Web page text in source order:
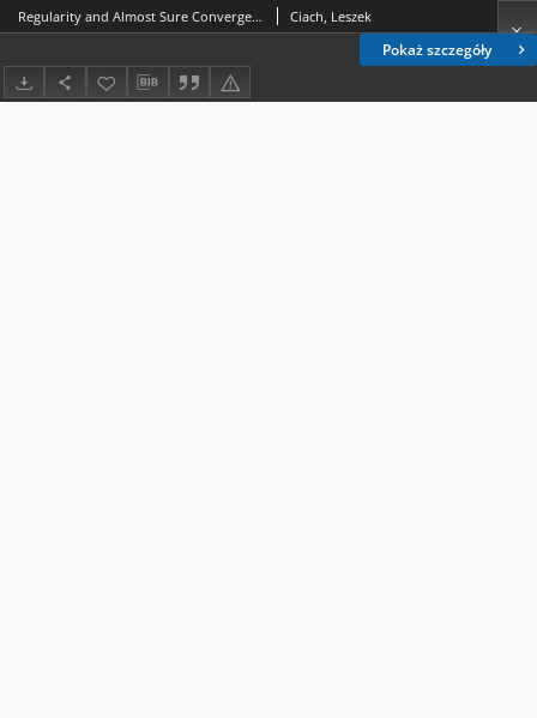
Pokaż szczegóły
Regularity and Almost Sure Convergence Ciach, Leszek